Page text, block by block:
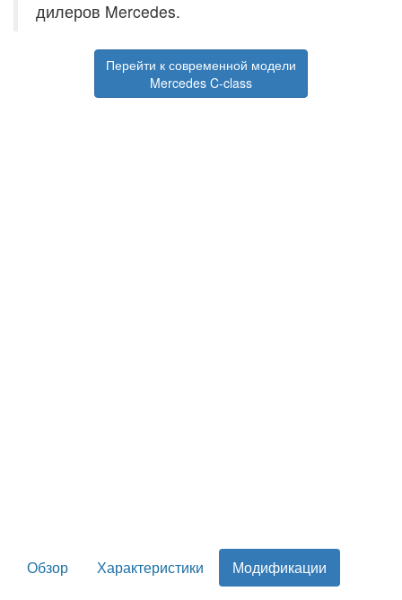
дилеров Mercedes.
Перейти к современной модели
Mercedes C-class
Обзор Характеристики
Модификации